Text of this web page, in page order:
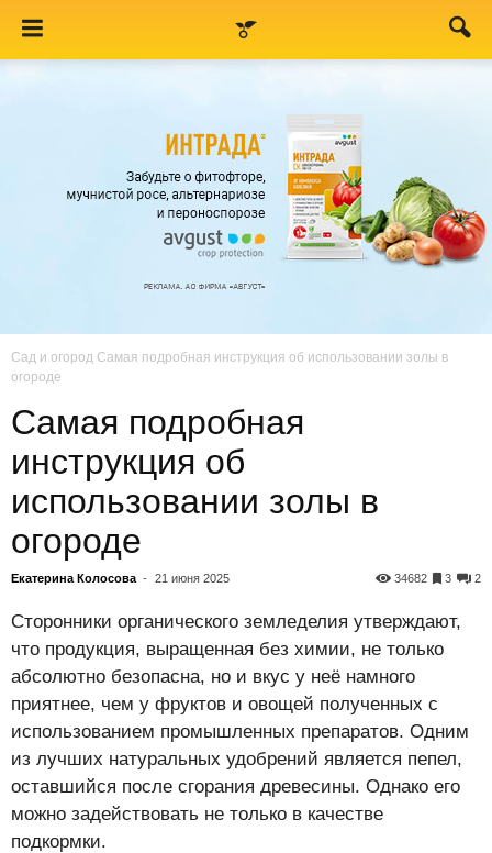
Сад и огород Самая подробная инструкция об использовании золы в
огороде
Самая подробная
инструкция об
использовании золы в
огороде
Екатерина Колосова - 21 июня 2025 2
3
34682
Сторонники органического земледелия утверждают,
что продукция, выращенная без химии, не только
абсолютно безопасна, но и вкус у неё намного
приятнее, чем у фруктов и овощей полученных с
использованием промышленных препаратов. Одним
из лучших натуральных удобрений является пепел,
оставшийся после сгорания древесины. Однако его
можно задействовать не только в качестве
подкормки.